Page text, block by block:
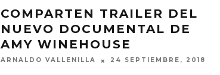
COMPARTEN TRAILER DEL
NUEVO DOCUMENTAL DE
AMY WINEHOUSE
ARNALDO VALLENILLA 24 SEPTIEMBRE, 2018